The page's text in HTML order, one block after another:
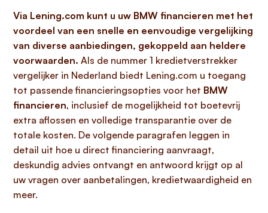
Via Lening.com kunt u uw BMW financieren met het
voordeel van een snelle en eenvoudige vergelijking
van diverse aanbiedingen, gekoppeld aan heldere
voorwaarden. Als de nummer 1 kredietverstrekker
vergelijker in Nederland biedt Lening.com u toegang
tot passende financieringsopties voor het BMW
financieren, inclusief de mogelijkheid tot boetevrij
extra aflossen en volledige transparantie over de
totale kosten. De volgende paragrafen leggen in
detail uit hoe u direct financiering aanvraagt,
deskundig advies ontvangt en antwoord krijgt op al
uw vragen over aanbetalingen, kredietwaardigheid en
meer.